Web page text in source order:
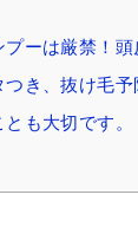
ーは厳禁！頭
き、抜け毛予
も大切です。